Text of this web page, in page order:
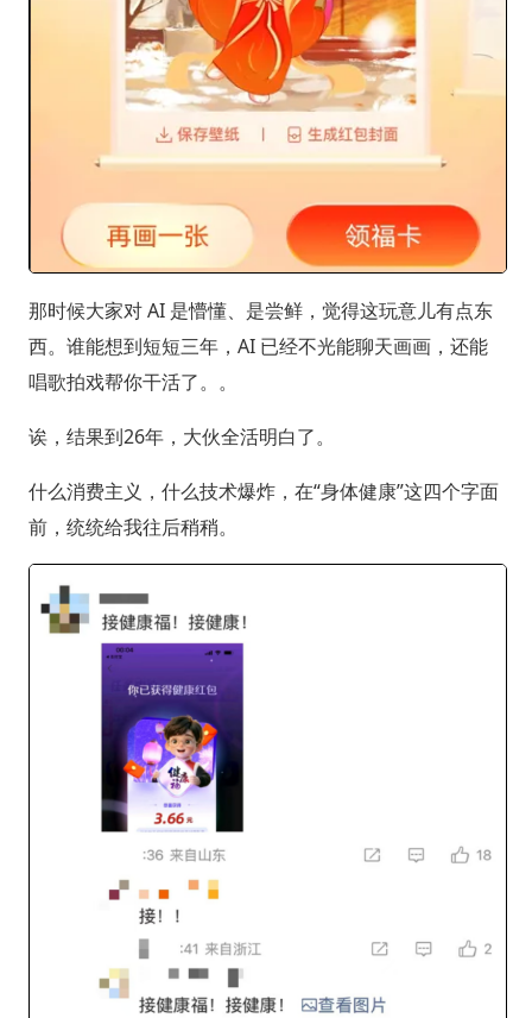
那时候大家对 AI 是懵懂、是尝鲜，觉得这玩意儿有点东
西。谁能想到短短三年，AI 已经不光能聊天画画，还能
唱歌拍戏帮你干活了。。
诶，结果到26年，大伙全活明白了。
什么消费主义，什么技术爆炸，在“身体健康”这四个字面
前，统统给我往后稍稍。